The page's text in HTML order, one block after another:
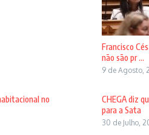
Francisco
não são pr ...
9 de Agosto,
no
CHEGA diz
para a Sata
30 de Julho,